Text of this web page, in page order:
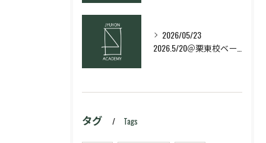
2026/05/23
タグ Tags